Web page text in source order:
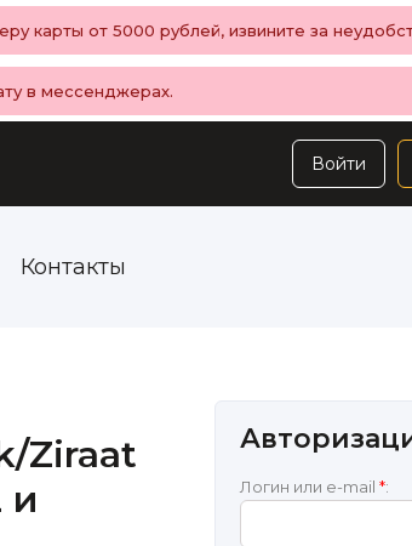
карты от 5000 рублей, извините за
в мессенджерах.
Войти
Контакты
Ziraat
и
Логин или e-mail *: